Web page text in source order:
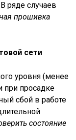
ряде случаев
прошивка
сети
уровня (менее
при просадке
сбой в работе
состояние